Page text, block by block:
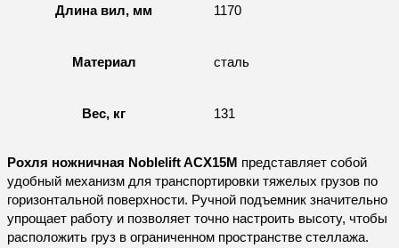
Длина вил, мм 1170
Материал сталь
Вес, кг 131
Рохля ножничная Noblelift ACX15M представляет собой
удобный механизм для транспортировки тяжелых грузов по
горизонтальной поверхности. Ручной подъемник значительно
упрощает работу и позволяет точно настроить высоту, чтобы
расположить груз в ограниченном пространстве стеллажа.